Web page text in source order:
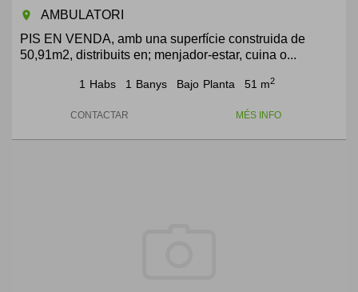
room
AMBULATORI
PIS EN VENDA, amb una superfície construida de
50,91m2, distribuits en; menjador-estar, cuina o...
1 Habs 1 Banys Bajo Planta 51 m2
CONTACTAR MÉS INFO